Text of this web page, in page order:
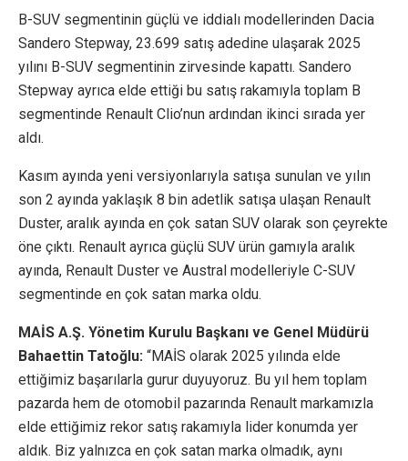
B-SUV segmentinin güçlü ve iddialı modellerinden Dacia
Sandero Stepway, 23.699 satış adedine ulaşarak 2025
yılını B-SUV segmentinin zirvesinde kapattı. Sandero
Stepway ayrıca elde ettiği bu satış rakamıyla toplam B
segmentinde Renault Clio’nun ardından ikinci sırada yer
aldı.
Kasım ayında yeni versiyonlarıyla satışa sunulan ve yılın
son 2 ayında yaklaşık 8 bin adetlik satışa ulaşan Renault
Duster, aralık ayında en çok satan SUV olarak son çeyrekte
öne çıktı. Renault ayrıca güçlü SUV ürün gamıyla aralık
ayında, Renault Duster ve Austral modelleriyle C-SUV
segmentinde en çok satan marka oldu.
MAİS A.Ş. Yönetim Kurulu Başkanı ve Genel Müdürü
Bahaettin Tatoğlu: “MAİS olarak 2025 yılında elde
ettiğimiz başarılarla gurur duyuyoruz. Bu yıl hem toplam
pazarda hem de otomobil pazarında Renault markamızla
elde ettiğimiz rekor satış rakamıyla lider konumda yer
aldık. Biz yalnızca en çok satan marka olmadık, aynı